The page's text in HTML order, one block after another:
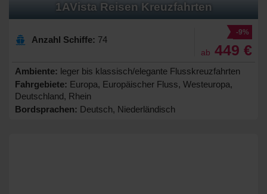
1AVista Reisen Kreuzfahrten
Anzahl Schiffe: 74
-9%
ab 449 €
Ambiente: leger bis klassisch/elegante Flusskreuzfahrten
Fahrgebiete: Europa, Europäischer Fluss, Westeuropa,
Deutschland, Rhein
Bordsprachen: Deutsch, Niederländisch